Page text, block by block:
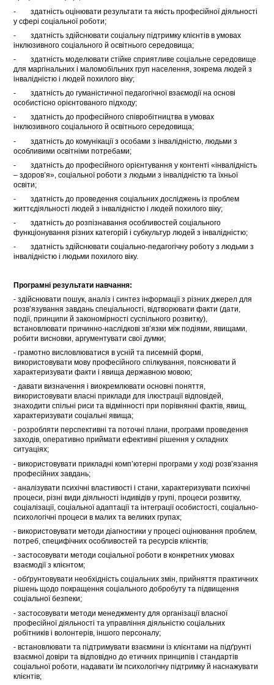
- здатність оцінювати результати та якість професійної діяльності
у сфері соціальної роботи;
- здатність здійснювати соціальну підтримку клієнтів в умовах
інклюзивного соціального й освітнього середовища;
- здатність моделювати стійке сприятливе соціальне середовище
для маргінальних і маломобільних груп населення, зокрема людей з
інвалідністю і людей похилого віку;
- здатність до гуманістичної педагогічної взаємодії на основі
особистісно орієнтованого підходу;
- здатність до професійного співробітництва в умовах
інклюзивного соціального й освітнього середовища;
- здатність до комунікації з особами з інвалідністю, людьми з
особливими освітніми потребами;
- здатність до професійного орієнтування у контенті «інвалідність
– здоров’я», соціальної роботи з людьми з інвалідністю та їхньої
освіти;
- здатність до проведення соціальних досліджень із проблем
життєдіяльності людей з інвалідністю і людей похилого віку;
- здатність до розпізнавання особливостей соціального
функціонування різних категорій і субкультур людей з інвалідністю;
- здатність здійснювати соціально-педагогічну роботу з людьми з
інвалідністю і людьми похилого віку.
Програмні результати навчання:
- здійснювати пошук, аналіз і синтез інформації з різних джерел для
розв’язування завдань спеціальності, відтворювати факти (дати,
події, принципи й закономірності суспільного розвитку),
встановлювати причинно-наслідкові зв’язки між подіями, явищами,
робити висновки, аргументувати свої думки;
- грамотно висловлюватися в усній та писемній формі,
використовувати мову професійного спілкування, пояснювати й
характеризувати факти і явища державною мовою;
- давати визначення і виокремлювати основні поняття,
використовувати власні приклади для ілюстрації відповідей,
знаходити спільні риси та відмінності при порівнянні фактів, явищ,
характеризувати соціальні явища;
- розробляти перспективні та поточні плани, програми проведення
заходів, оперативно приймати ефективні рішення у складних
ситуаціях;
- використовувати прикладні комп’ютерні програми у ході розв’язання
професійних завдань;
- аналізувати психічні властивості і стани, характеризувати психічні
процеси, різні види діяльності індивідів у групі, процеси розвитку,
соціалізації, соціальної адаптації та інтеграції особистості, соціально-
психологічні процеси в малих та великих групах;
- використовувати методи діагностики у процесі оцінювання проблем,
потреб, специфічних особливостей та ресурсів клієнтів;
- застосовувати методи соціальної роботи в конкретних умовах
взаємодії з клієнтом;
- обґрунтовувати необхідність соціальних змін, прийняття практичних
рішень щодо покращення соціального добробуту та підвищення
соціальної безпеки;
- застосовувати методи менеджменту для організації власної
професійної діяльності та управління діяльністю соціальних
робітників і волонтерів, іншого персоналу;
- встановлювати та підтримувати взаємини із клієнтами на підґрунті
взаємної довіри та відповідно до етичних принципів і стандартів
соціальної роботи, надавати їм психологічну підтримку й наснажувати
клієнтів;